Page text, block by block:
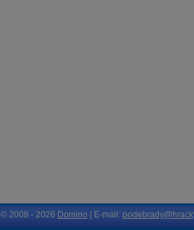
© 2008 - 2026 Domino | E-mail: